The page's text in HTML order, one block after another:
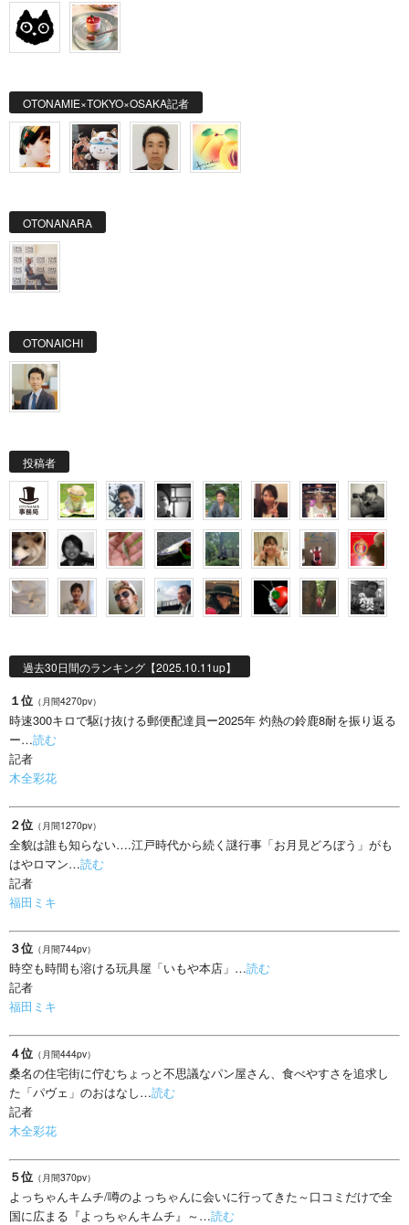
OTONAMIE×TOKYO×OSAKA記者
OTONANARA
OTONAICHI
投稿者
過去30日間のランキング【2025.10.11up】
１位 （月間4270pv）
時速300キロで駆け抜ける郵便配達員ー2025年 灼熱の鈴鹿8耐を振り返る
ー…読む
記者
木全彩花
２位 （月間1270pv）
全貌は誰も知らない….江戸時代から続く謎行事「お月見どろぼう」がも
はやロマン…読む
記者
福田ミキ
３位 （月間744pv）
時空も時間も溶ける玩具屋「いもや本店」…読む
記者
福田ミキ
４位 （月間444pv）
桑名の住宅街に佇むちょっと不思議なパン屋さん、食べやすさを追求し
た「パヴェ」のおはなし…読む
記者
木全彩花
５位 （月間370pv）
よっちゃんキムチ/噂のよっちゃんに会いに行ってきた～口コミだけで全
国に広まる『よっちゃんキムチ』～…読む